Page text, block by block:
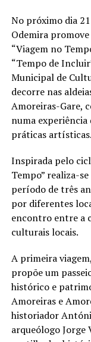
No próximo dia
Odemira
“Viagem no
“Tempo de
Municipal de
decorre nas
Amoreiras-Gare,
numa
práticas artísticas.
Inspirada pelo
Tempo” realiza-
período de três
por diferentes
encontro entre a
culturais locais.
A primeira
propõe um
histórico e
Amoreiras e
historiador
arqueólogo Jorge